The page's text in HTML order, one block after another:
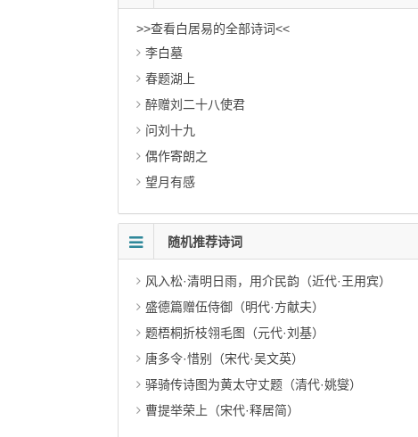
>>查看白居易的全部诗词<<
李白墓
春题湖上
醉赠刘二十八使君
问刘十九
偶作寄朗之
望月有感
随机推荐诗词
风入松·清明日雨，用介民韵（近代·王用宾）
盛德篇赠伍侍御（明代·方献夫）
题梧桐折枝翎毛图（元代·刘基）
唐多令·惜别（宋代·吴文英）
驿骑传诗图为黄太守丈题（清代·姚燮）
曹提举荣上（宋代·释居简）